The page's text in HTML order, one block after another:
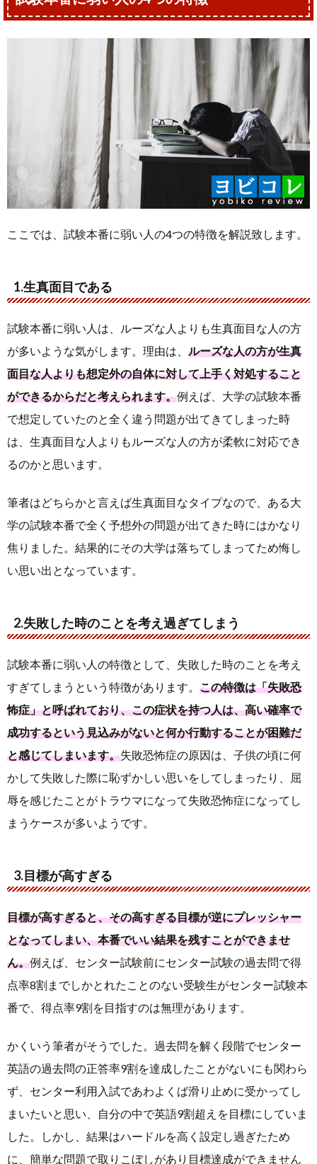
ここでは、試験本番に弱い人の4つの特徴を解説致します。
1.生真面目である
試験本番に弱い人は、ルーズな人よりも生真面目な人の方
が多いような気がします。理由は、 ルーズな人の方が生真
面目な人よりも想定外の自体に対して上手く対処すること
ができるからだと考えられます。例えば、大学の試験本番
で想定していたのと全く違う問題が出てきてしまった時
は、生真面目な人よりもルーズな人の方が柔軟に対応でき
るのかと思います。
筆者はどちらかと言えば生真面目なタイプなので、ある大
学の試験本番で全く予想外の問題が出てきた時にはかなり
焦りました。結果的にその大学は落ちてしまってため悔し
い思い出となっています。
2.失敗した時のことを考え過ぎてしまう
試験本番に弱い人の特徴として、失敗した時のことを考え
すぎてしまうという特徴があります。 この特徴は「失敗恐
怖症」と呼ばれており、この症状を持つ人は、高い確率で
成功するという見込みがないと何か行動することが困難だ
と感じてしまいます。失敗恐怖症の原因は、子供の頃に何
かして失敗した際に恥ずかしい思いをしてしまったり、屈
辱を感じたことがトラウマになって失敗恐怖症になってし
まうケースが多いようです。
3.目標が高すぎる
目標が高すぎると、その高すぎる目標が逆にプレッシャー
となってしまい、本番でいい結果を残すことができませ
ん。例えば、センター試験前にセンター試験の過去問で得
点率8割までしかとれたことのない受験生がセンター試験本
番で、得点率9割を目指すのは無理があります。
かくいう筆者がそうでした。過去問を解く段階でセンター
英語の過去問の正答率9割を達成したことがないにも関わら
ず、センター利用入試であわよくば滑り止めに受かってし
まいたいと思い、自分の中で英語9割超えを目標にしていま
した。しかし、結果はハードルを高く設定し過ぎたため
に、簡単な問題で取りこぼしがあり目標達成ができません